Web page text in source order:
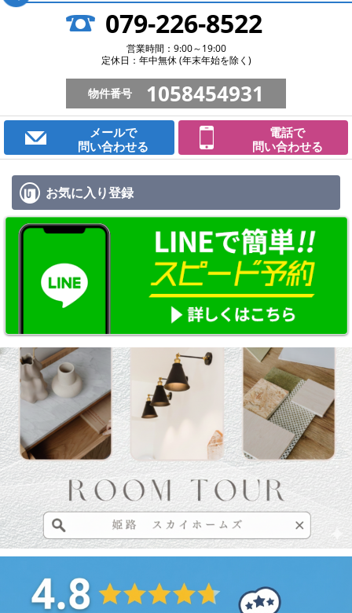
079-226-8522
営業時間：9:00～19:00
定休日：年中無休 (年末年始を除く)
物件番号 1058454931
メールで
問い合わせる
電話で
問い合わせる
お気に入り登録